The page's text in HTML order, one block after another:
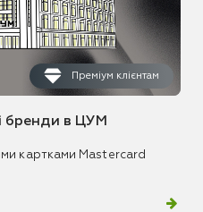
Преміум клієнтам
бренди в ЦУМ
картками Mastercard